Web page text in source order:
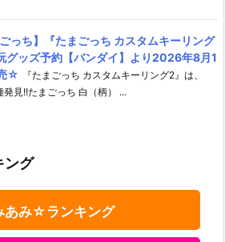
ごっち】『たまごっち カスタムキーリング
グッズ予約【バンダイ】より2026年8月1
☆
『たまごっち カスタムキーリング2』は、
発見!!たまごっち 白（柄） ...
ング
あみ☆ランキング